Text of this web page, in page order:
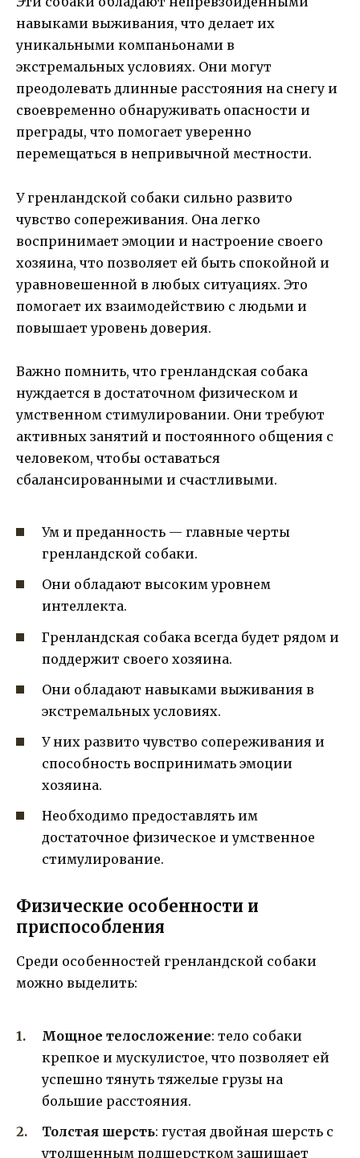
навыками выживания, что делает их
уникальными компаньонами в
экстремальных условиях. Они могут
преодолевать длинные расстояния на снегу и
своевременно обнаруживать опасности и
преграды, что помогает уверенно
перемещаться в непривычной местности.
У гренландской собаки сильно развито
чувство сопереживания. Она легко
воспринимает эмоции и настроение своего
хозяина, что позволяет ей быть спокойной и
уравновешенной в любых ситуациях. Это
помогает их взаимодействию с людьми и
повышает уровень доверия.
Важно помнить, что гренландская собака
нуждается в достаточном физическом и
умственном стимулировании. Они требуют
активных занятий и постоянного общения с
человеком, чтобы оставаться
сбалансированными и счастливыми.
Ум и преданность — главные черты
гренландской собаки.
Они обладают высоким уровнем
интеллекта.
Гренландская собака всегда будет рядом и
поддержит своего хозяина.
Они обладают навыками выживания в
экстремальных условиях.
У них развито чувство сопереживания и
способность воспринимать эмоции
хозяина.
Необходимо предоставлять им
достаточное физическое и умственное
стимулирование.
Физические особенности и
приспособления
Среди особенностей гренландской собаки
можно выделить:
Мощное телосложение: тело собаки
крепкое и мускулистое, что позволяет ей
успешно тянуть тяжелые грузы на
большие расстояния.
Толстая шерсть: густая двойная шерсть с
утолщенным подшерстком защищает